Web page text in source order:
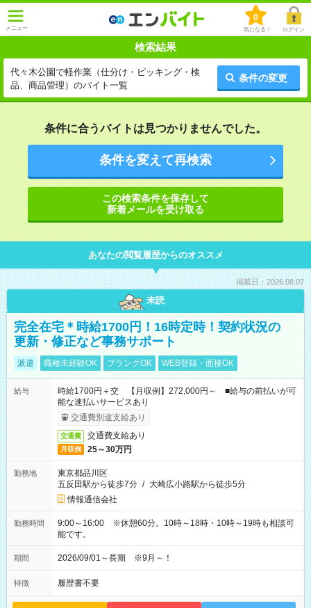
メニュー
0
気になる！ ログイン
検索結果
代々木公園で軽作業（仕分け・ピッキング・検
品、商品管理）のバイト一覧
条件の変更
条件に合うバイトは見つかりませんでした。
条件を変えて再検索
この検索条件を保存して
新着メールを受け取る
あなたの閲覧履歴からのオススメ
掲載日：2026.08.07
未読
完全在宅＊時給1700円！16時定時！契約状況の
更新・修正など事務サポート
派遣 職種未経験OK ブランクOK WEB登録・面接OK
給与
時給1700円＋交 【月収例】272,000円～ ■給与の前払いが可
能な速払いサービスあり
交通費別途支給あり
交通費 交通費支給あり
月収例 25～30万円
勤務地
東京都品川区
五反田駅から徒歩7分 / 大崎広小路駅から徒歩5分
情報通信会社
勤務時間
9:00～16:00 ※休憩60分。10時～18時・10時～19時も相談可
能です。
期間 2026/09/01～長期 ※9月～！
特徴 履歴書不要